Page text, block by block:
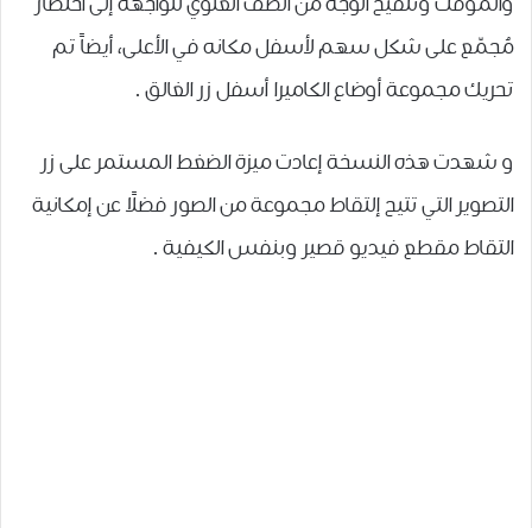
ﻣُﺠﻤّﻊ ﻋﻠﻰ ﺷﻜﻞ ﺳﻬﻢ ﻷﺳﻔﻞ ﻣﻜﺎﻧﻪ ﻓﻲ ﺍﻷﻋﻠﻰ، أيضاً تم
تحريك ﻣﺠﻤﻮﻋﺔ ﺃﻭﺿﺎﻉ ﺍﻟﻜﺎﻣﻴﺮﺍ ﺃﺳﻔﻞ ﺯﺭ ﺍﻟﻐﺎﻟﻖ .
و شهدت هذه النسخة إعادت ﻣﻴﺰﺓ ﺍﻟﻀﻐﻂ ﺍﻟﻤﺴﺘﻤﺮ ﻋﻠﻰ ﺯﺭ
ﺍﻟﺘﺼﻮﻳﺮ التي تتيح إﻟﺘﻘﺎﻁ ﻣﺠﻤﻮﻋﺔ ﻣﻦ ﺍﻟﺼﻮﺭ ﻓﻀﻠًﺎ ﻋﻦ ﺇﻣﻜﺎﻧﻴﺔ
ﺍﻟﺘﻘﺎﻁ ﻣﻘﻄﻊ ﻓﻴﺪﻳﻮ ﻗﺼﻴﺮ ﻭﺑﻨﻔﺲ ﺍﻟﻜﻴﻔﻴﺔ .